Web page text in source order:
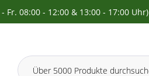
Fr. 08:00 - 12:00 & 13:00 - 17:00 Uhr)